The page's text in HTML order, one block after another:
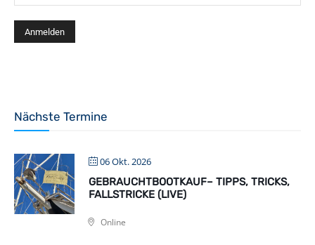
Nächste Termine
06 Okt. 2026
GEBRAUCHTBOOTKAUF– TIPPS, TRICKS,
FALLSTRICKE (LIVE)
Online